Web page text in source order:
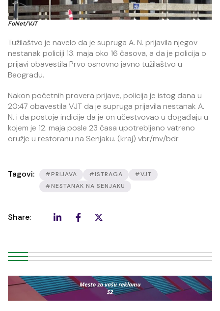
FoNet/VJT
Tužilaštvo je navelo da je supruga A. N. prijavila njegov
nestanak policiji 13. maja oko 16 časova, a da je policija o
prijavi obavestila Prvo osnovno javno tužilaštvo u
Beogradu.
Nakon početnih provera prijave, policija je istog dana u
20:47 obavestila VJT da je supruga prijavila nestanak A.
N. i da postoje indicije da je on učestvovao u događaju u
kojem je 12. maja posle 23 časa upotrebljeno vatreno
oružje u restoranu na Senjaku. (kraj) vbr/mv/bdr
Tagovi: #PRIJAVA #ISTRAGA
#VJT
#NESTANAK NA SENJAKU
Share: